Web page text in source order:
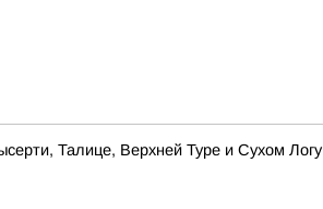
Талице, Верхней Туре и Сухом Логу